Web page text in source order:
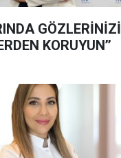
GÖZLERİNİZİ
KORUYUN’’